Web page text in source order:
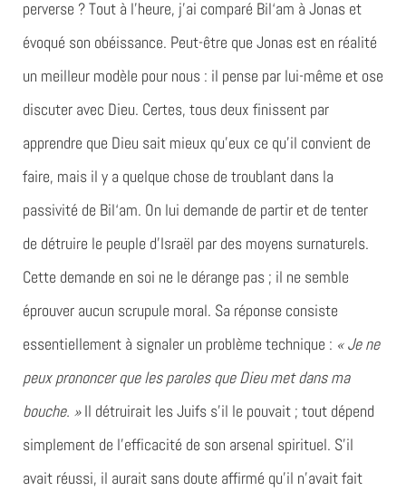
perverse ? Tout à l’heure, j’ai comparé Bil‘am à Jonas et
évoqué son obéissance. Peut-être que Jonas est en réalité
un meilleur modèle pour nous : il pense par lui-même et ose
discuter avec Dieu. Certes, tous deux finissent par
apprendre que Dieu sait mieux qu’eux ce qu’il convient de
faire, mais il y a quelque chose de troublant dans la
passivité de Bil‘am. On lui demande de partir et de tenter
de détruire le peuple d’Israël par des moyens surnaturels.
Cette demande en soi ne le dérange pas ; il ne semble
éprouver aucun scrupule moral. Sa réponse consiste
essentiellement à signaler un problème technique : « Je ne
peux prononcer que les paroles que Dieu met dans ma
bouche. »Il détruirait les Juifs s’il le pouvait ; tout dépend
simplement de l’efficacité de son arsenal spirituel. S’il
avait réussi, il aurait sans doute affirmé qu’il n’avait fait